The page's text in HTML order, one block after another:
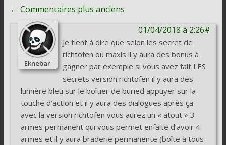
Navigation
de
commentaire
← Commentaires plus anciens
01/04/2018 à 2:26#
Eknebar
Je tient à dire que selon les secret de
richtofen ou maxis il y aura des bonus à
gagner par exemple si vous avez fait LES
secrets version richtofen il y aura des
lumière bleu sur le boîtier de buried appuyer sur la
touche d’action et il y aura des dialogues après ça
avec la version richtofen vous aurez un « atout » 3
armes permanent qui vous permet enfaite d’avoir 4
armes et il y aura braderie permanente (boîte à tous